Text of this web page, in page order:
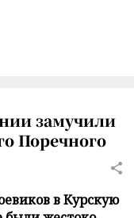
замучили
Поречного
в Курскую